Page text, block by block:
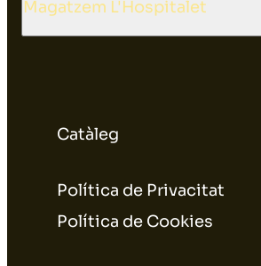
Catàleg
Política de Privacitat
Política de Cookies
Magatzem L'Hospitalet